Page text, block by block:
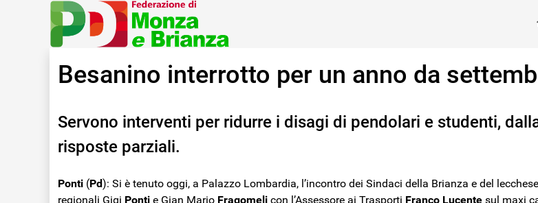
Besanino interrotto per un anno da
Servono interventi per ridurre i disagi di pendolari e studenti,
risposte parziali.
Ponti (Pd): Si è tenuto oggi, a Palazzo Lombardia, l’incontro dei Sindaci della Brianza e del
regionali Gigi Ponti e Gian Mario Fragomeli con l’Assessore ai Trasporti Franco Lucente sul maxi